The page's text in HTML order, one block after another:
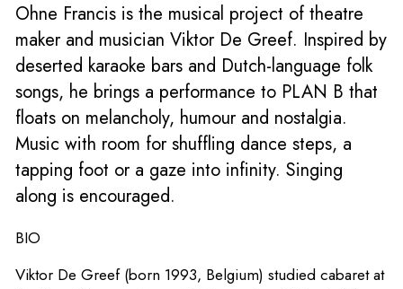
About PLAN B
Index
NL
Ohne Francis is the musical project of theatre
maker and musician Viktor De Greef. Inspired by
deserted karaoke bars and Dutch-language folk
songs, he brings a performance to PLAN B that
floats on melancholy, humour and nostalgia.
Music with room for shuffling dance steps, a
tapping foot or a gaze into infinity. Singing
along is encouraged.
BIO
Viktor De Greef (born 1993, Belgium) studied cabaret at